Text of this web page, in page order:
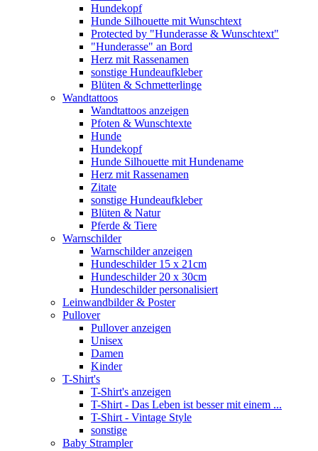
Hundekopf
Hunde Silhouette mit Wunschtext
Protected by "Hunderasse & Wunschtext"
"Hunderasse" an Bord
Herz mit Rassenamen
sonstige Hundeaufkleber
Blüten & Schmetterlinge
Wandtattoos
Wandtattoos anzeigen
Pfoten & Wunschtexte
Hunde
Hundekopf
Hunde Silhouette mit Hundename
Herz mit Rassenamen
Zitate
sonstige Hundeaufkleber
Blüten & Natur
Pferde & Tiere
Warnschilder
Warnschilder anzeigen
Hundeschilder 15 x 21cm
Hundeschilder 20 x 30cm
Hundeschilder personalisiert
Leinwandbilder & Poster
Pullover
Pullover anzeigen
Unisex
Damen
Kinder
T-Shirt's
T-Shirt's anzeigen
T-Shirt - Das Leben ist besser mit einem ...
T-Shirt - Vintage Style
sonstige
Baby Strampler